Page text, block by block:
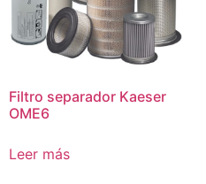
Filtro separador Kaeser
OME6
Leer más